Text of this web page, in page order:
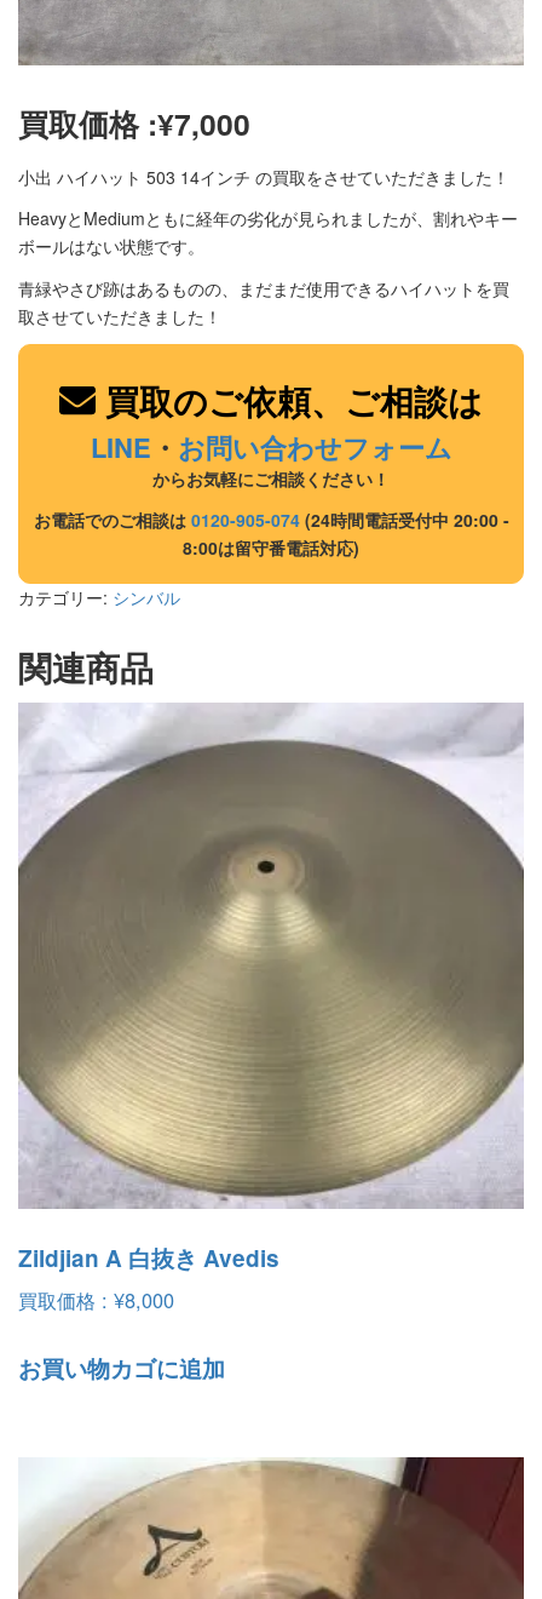
買取価格 :¥7,000
小出 ハイハット 503 14インチ の買取をさせていただきました！
HeavyとMediumともに経年の劣化が見られましたが、割れやキー
ボールはない状態です。
青緑やさび跡はあるものの、まだまだ使用できるハイハットを買
取させていただきました！
買取のご依頼、ご相談は
LINE ・ お問い合わせフォーム
からお気軽にご相談ください！
お電話でのご相談は 0120-905-074(24時間電話受付中 20:00 -
8:00は留守番電話対応)
カテゴリー: シンバル
関連商品
Zildjian A 白抜き Avedis
買取価格 : ¥8,000
お買い物カゴに追加